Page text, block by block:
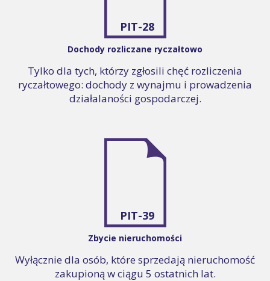
PIT-28
Dochody rozliczane ryczałtowo
Tylko dla tych, którzy zgłosili chęć rozliczenia
ryczałtowego: dochody z wynajmu i prowadzenia
działalaności gospodarczej.
PIT-39
Zbycie nieruchomości
Wyłącznie dla osób, które sprzedają nieruchomość
zakupioną w ciągu 5 ostatnich lat.